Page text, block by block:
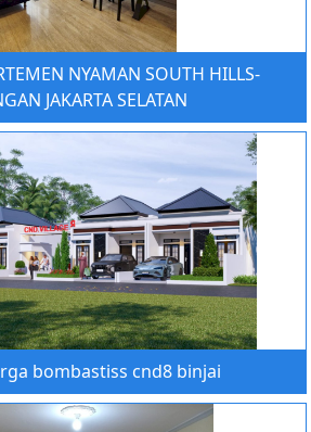
NYAMAN SOUTH HILLS-
JAKARTA SELATAN
bombastiss cnd8 binjai